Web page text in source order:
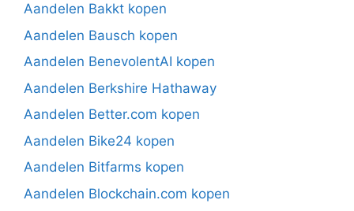
Aandelen Bakkt kopen
Aandelen Bausch kopen
Aandelen BenevolentAI kopen
Aandelen Berkshire Hathaway
Aandelen Better.com kopen
Aandelen Bike24 kopen
Aandelen Bitfarms kopen
Aandelen Blockchain.com kopen